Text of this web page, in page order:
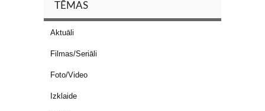
TĒMAS
Aktuāli
Filmas/Seriāli
Foto/Video
Izklaide